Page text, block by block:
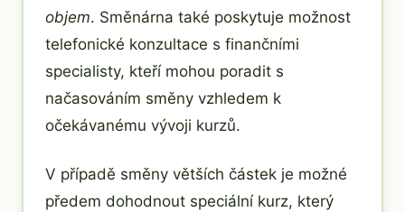
objem. Směnárna také poskytuje možnost
telefonické konzultace s finančními
specialisty, kteří mohou poradit s
načasováním směny vzhledem k
očekávanému vývoji kurzů.
V případě směny větších částek je možné
předem dohodnout speciální kurz, který